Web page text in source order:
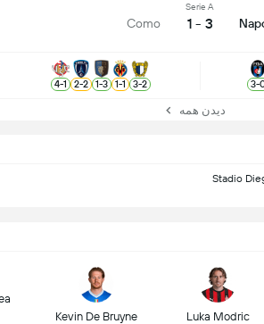
Stadio
Serie A
3 - 1
Como
-
3
2
-
3
1
-
1
3
-
1
2
-
2
1
-
4
دیدن همه
Luka Modric
Kevin De Bruyne